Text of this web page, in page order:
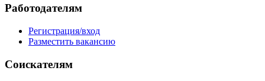
Работодателям
Регистрация/вход
Разместить вакансию
Соискателям